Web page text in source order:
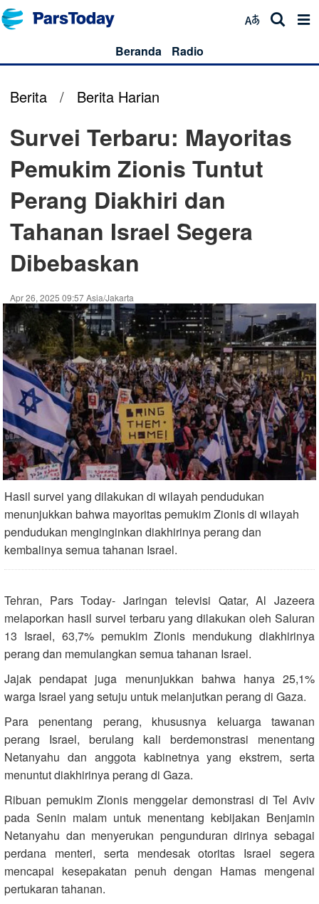
Beranda Radio
Berita / Berita Harian
Survei Terbaru: Mayoritas
Pemukim Zionis Tuntut
Perang Diakhiri dan
Tahanan Israel Segera
Dibebaskan
Apr 26, 2025 09:57 Asia/Jakarta
Hasil survei yang dilakukan di wilayah pendudukan
menunjukkan bahwa mayoritas pemukim Zionis di wilayah
pendudukan menginginkan diakhirinya perang dan
kembalinya semua tahanan Israel.
Tehran, Pars Today- Jaringan televisi Qatar, Al Jazeera
melaporkan hasil survei terbaru yang dilakukan oleh Saluran
13 Israel, 63,7% pemukim Zionis mendukung diakhirinya
perang dan memulangkan semua tahanan Israel.
Jajak pendapat juga menunjukkan bahwa hanya 25,1%
warga Israel yang setuju untuk melanjutkan perang di Gaza.
Para penentang perang, khususnya keluarga tawanan
perang Israel, berulang kali berdemonstrasi menentang
Netanyahu dan anggota kabinetnya yang ekstrem, serta
menuntut diakhirinya perang di Gaza.
Ribuan pemukim Zionis menggelar demonstrasi di Tel Aviv
pada Senin malam untuk menentang kebijakan Benjamin
Netanyahu dan menyerukan pengunduran dirinya sebagai
perdana menteri, serta mendesak otoritas Israel segera
mencapai kesepakatan penuh dengan Hamas mengenai
pertukaran tahanan.